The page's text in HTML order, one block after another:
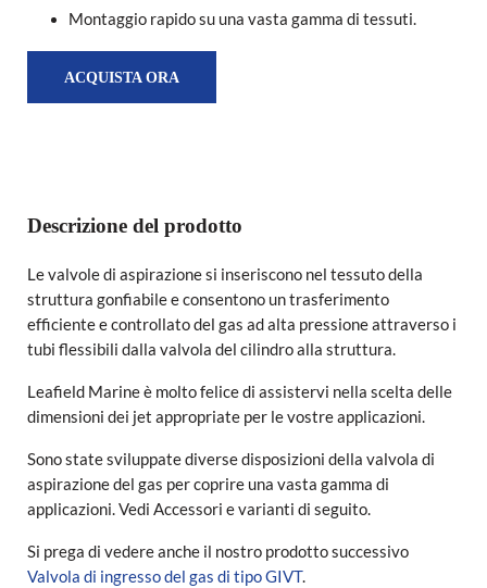
Montaggio rapido su una vasta gamma di tessuti.
ACQUISTA ORA
Descrizione del prodotto
Le valvole di aspirazione si inseriscono nel tessuto della
struttura gonfiabile e consentono un trasferimento
efficiente e controllato del gas ad alta pressione attraverso i
tubi flessibili dalla valvola del cilindro alla struttura.
Leafield Marine è molto felice di assistervi nella scelta delle
dimensioni dei jet appropriate per le vostre applicazioni.
Sono state sviluppate diverse disposizioni della valvola di
aspirazione del gas per coprire una vasta gamma di
applicazioni. Vedi Accessori e varianti di seguito.
Si prega di vedere anche il nostro prodotto successivo
Valvola di ingresso del gas di tipo GIVT.